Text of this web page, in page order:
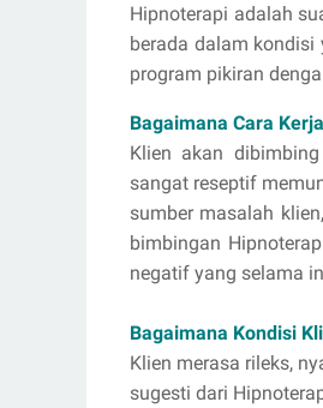
Hipnoterapi adalah
berada dalam
program pikiran
Bagaimana Cara
Klien akan
sangat reseptif
sumber masalah
bimbingan
negatif yang selama
Bagaimana Kondisi
Klien merasa rileks,
sugesti dari